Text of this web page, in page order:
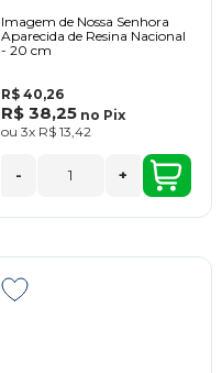
Imagem de Nossa Senhora
Aparecida de Resina Nacional
- 20 cm
R$ 40,26
R$ 38,25 no Pix
ou 3x R$ 13,42
- +